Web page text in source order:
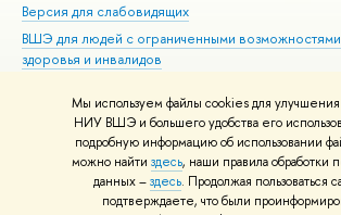
Мы используем файлы cookies для улучшения
НИУ ВШЭ и большего удобства его
подробную информацию об использовании
можно найти здесь, наши правила обработки
данных –здесь. Продолжая пользоваться
подтверждаете, что были
Версия для слабовидящих
ВШЭ для людей с ограниченными возможностями
здоровья и инвалидов